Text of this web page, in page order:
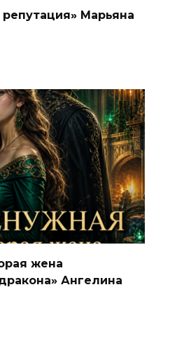
Марьяна
жена
Ангелина